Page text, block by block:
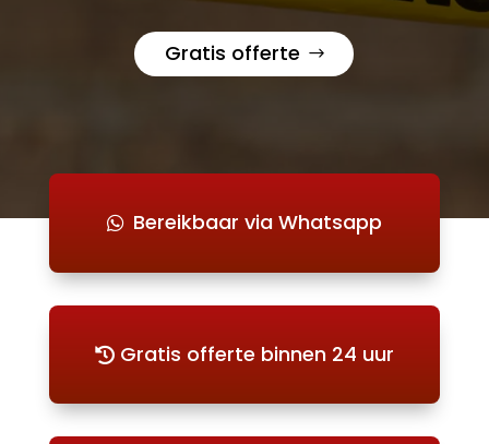
Gratis offerte
Bereikbaar via Whatsapp
Gratis offerte binnen 24 uur